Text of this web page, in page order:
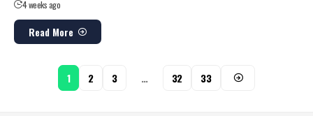
4 weeks ago
Read More
1 2 3 … 32 33